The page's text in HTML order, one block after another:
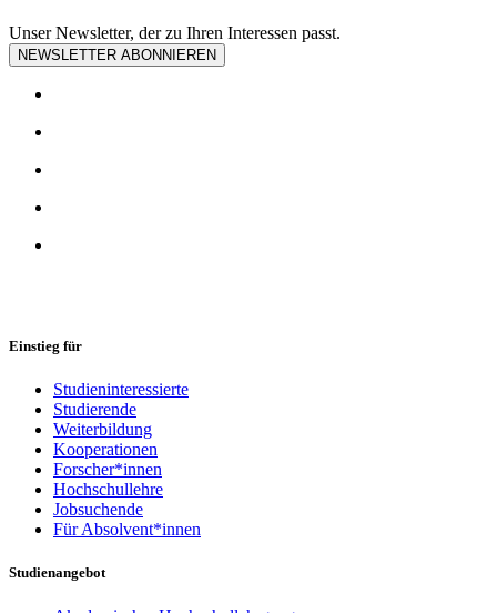
Unser Newsletter, der zu Ihren Interessen passt.
NEWSLETTER ABONNIEREN
Einstieg für
Studieninteressierte
Studierende
Weiterbildung
Kooperationen
Forscher*innen
Hochschullehre
Jobsuchende
Für Absolvent*innen
Studienangebot